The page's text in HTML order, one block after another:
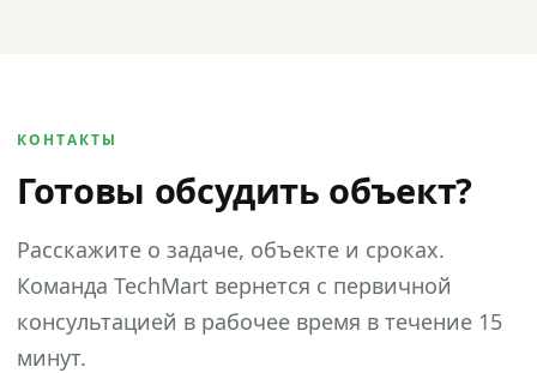
КОНТАКТЫ
Готовы обсудить объект?
Расскажите о задаче, объекте и сроках.
Команда TechMart вернется с первичной
консультацией в рабочее время в течение 15
минут.